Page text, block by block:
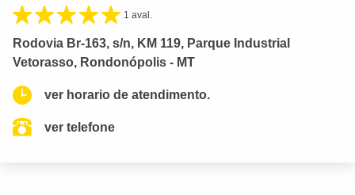
1 aval.
Rodovia Br-163, s/n, KM 119, Parque Industrial
Vetorasso, Rondonópolis - MT
ver horario de atendimento.
ver telefone